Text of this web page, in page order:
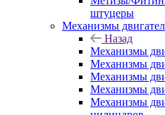
штуцеры
Механизмы
Назад
Механизмы
Механизмы
Механизмы
Механизмы
Механизмы